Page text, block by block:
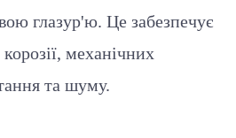
глазур'ю. Це забезпечує
механічних
та шуму.